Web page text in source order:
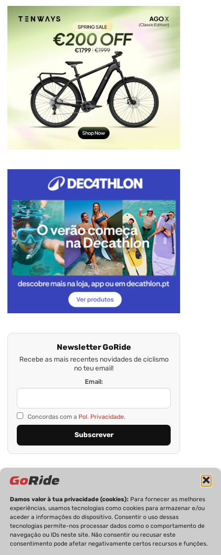
Damos valor à tua privacidade (cookies): Para fornecer as melhores
experiências, usamos tecnologias como cookies para armazenar e/ou
aceder a informações do dispositivo. Consentir o uso dessas
tecnologias permite-nos processar dados como o comportamento de
navegação ou IDs neste site. Não consentir ou recusar este
consentimento pode afetar negativamente certos recursos e funções.
Newsletter GoRide
Recebe as mais recentes novidades de ciclismo
no teu email!
Email:
Concordas com a Pol. Privacidade.
PRIVACIDADE FICHA TÉCNICA
ESTATUTO EDITORIAL
POLÍTICA DE COOKIES
CONTACTOS